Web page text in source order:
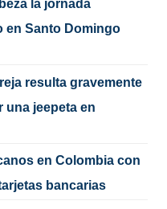
la jornada
en Santo Domingo
resulta gravemente
una jeepeta en
en Colombia con
bancarias